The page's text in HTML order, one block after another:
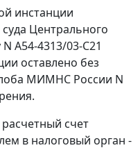
инстанции
Центрального
N А54-4313/03-С21
оставлено без
МИМНС России N
счет
в налоговый орган -